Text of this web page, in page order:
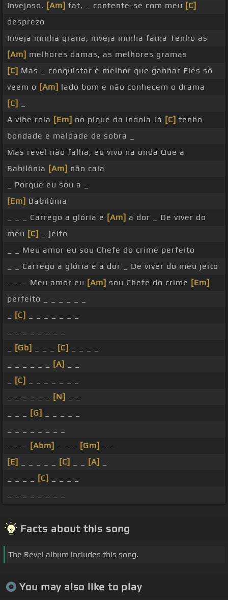
Invejoso, [Am] fat, _ contente-se com meu [C]
desprezo
Inveja minha grana, inveja minha fama Tenho as
[Am] melhores damas, as melhores gramas
[C] Mas _ conquistar é melhor que ganhar Eles só
veem o [Am] lado bom e não conhecem o drama
[C]
A vibe rola [Em] no pique da indola Já [C] tenho
bondade e maldade de sobra _
Mas revel não falha, eu vivo na onda Que a
Babilônia [Am] não caia
_ Porque eu sou a _
[Em] Babilônia
_ _ _ Carrego a glória e [Am] a dor _ De viver do
meu [C]
_ jeito
_ _ Meu amor eu sou Chefe do crime perfeito
_ _ Carrego a glória e a dor _ De viver do meu jeito
_ _ _ Meu amor eu [Am] sou Chefe do crime [Em]
perfeito _ _ _ _ _ _
[C]
[Gb] [C]
[A]
[C]
[N]
[G]
[Abm] [Gm]
[E]
[C] [A]
[C]
Facts about this song
The Revel album includes this song.
You may also like to play